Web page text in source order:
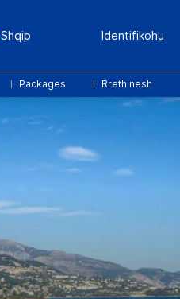
Shqip Identifikohu
Packages Rreth nesh